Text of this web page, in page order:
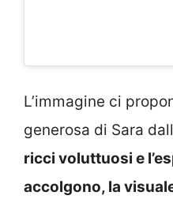
L’immagine ci
generosa di Sara
ricci voluttuosi e
accolgono, la